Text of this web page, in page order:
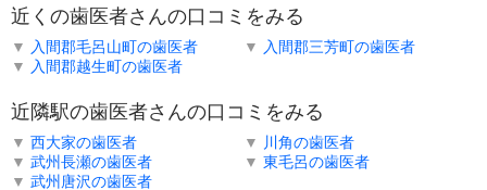
近くの歯医者さんの口コミをみる
▼ 入間郡毛呂山町の歯医者 ▼
入間郡三芳町の歯医者
▼
入間郡越生町の歯医者
近隣駅の歯医者さんの口コミをみる
▼ 西大家の歯医者 ▼
川角の歯医者
▼ 武州長瀬の歯医者 ▼ 東毛呂の歯医者
▼ 武州唐沢の歯医者